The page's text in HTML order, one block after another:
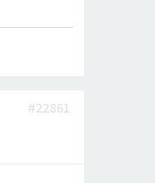
#22861